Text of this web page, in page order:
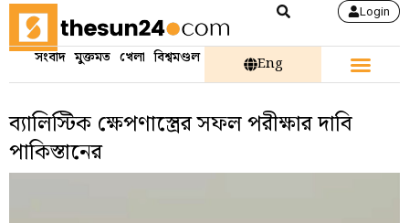
Login
সংবাদ মুক্তমত খেলা বিশ্বমণ্ডল Eng
ব্যালিস্টিক ক্ষেপণাস্ত্রের সফল পরীক্ষার দাবি
পাকিস্তানের